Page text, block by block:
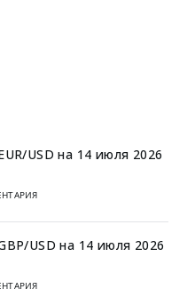
USD на 14 июля 2026
USD на 14 июля 2026